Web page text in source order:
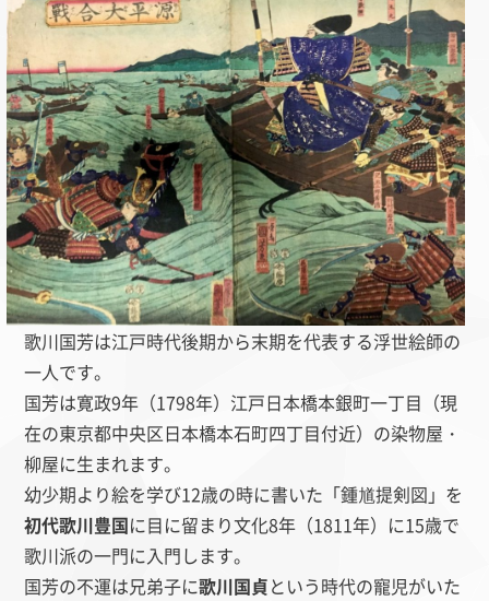
歌川国芳は江戸時代後期から末期を代表する浮世絵師の
一人です。
国芳は寛政9年（1798年）江戸日本橋本銀町一丁目（現
在の東京都中央区日本橋本石町四丁目付近）の染物屋・
柳屋に生まれます。
幼少期より絵を学び12歳の時に書いた「鍾馗提剣図」を
初代歌川豊国に目に留まり文化8年（1811年）に15歳で
歌川派の一門に入門します。
国芳の不運は兄弟子に歌川国貞という時代の寵児がいた